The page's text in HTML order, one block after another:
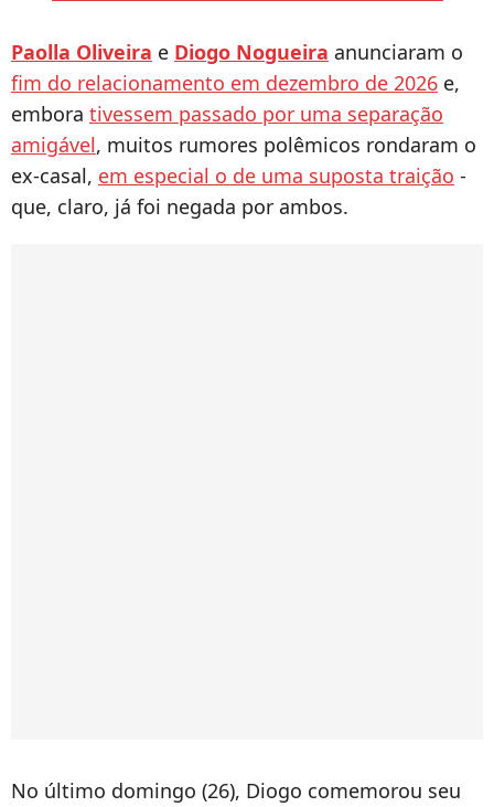
Paolla Oliveira e Diogo Nogueira anunciaram o
fim do relacionamento em dezembro de 2026 e,
embora tivessem passado por uma separação
amigável, muitos rumores polêmicos rondaram o
ex-casal, em especial o de uma suposta traição -
que, claro, já foi negada por ambos.
No último domingo (26), Diogo comemorou seu